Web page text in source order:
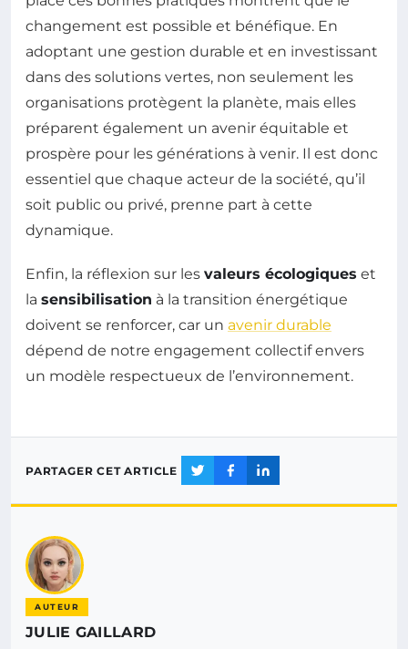
changement est possible et bénéfique. En
adoptant une gestion durable et en investissant
dans des solutions vertes, non seulement les
organisations protègent la planète, mais elles
préparent également un avenir équitable et
prospère pour les générations à venir. Il est donc
essentiel que chaque acteur de la société, qu’il
soit public ou privé, prenne part à cette
dynamique.
Enfin, la réflexion sur les valeurs écologiques et
la sensibilisation à la transition énergétique
doivent se renforcer, car un avenir durable
dépend de notre engagement collectif envers
un modèle respectueux de l’environnement.
PARTAGER CET ARTICLE
AUTEUR
JULIE GAILLARD